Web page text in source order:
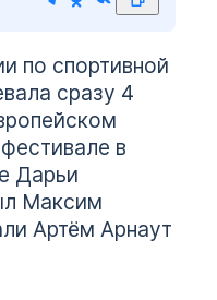
по спортивной
сразу 4
в
Дарьи
Максим
Артём Арнаут